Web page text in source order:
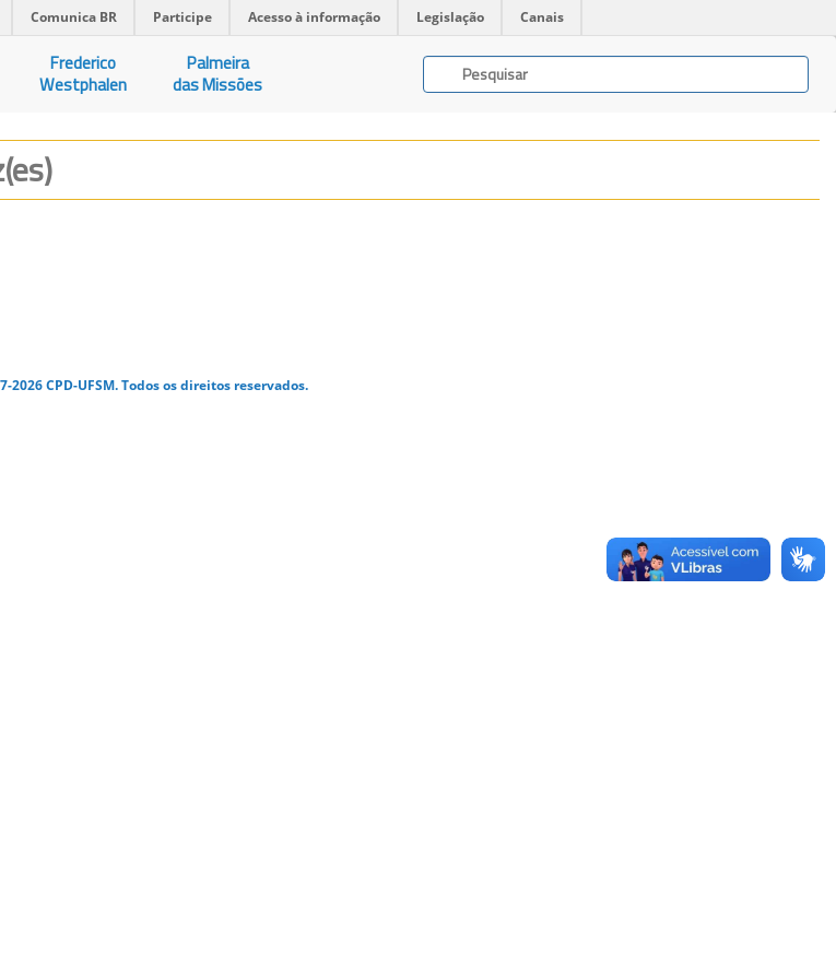
Comunica BR Participe Acesso à informação Legislação Canais
Frederico
Westphalen
Palmeira
das Missões
2026 CPD-UFSM. Todos os direitos reservados.